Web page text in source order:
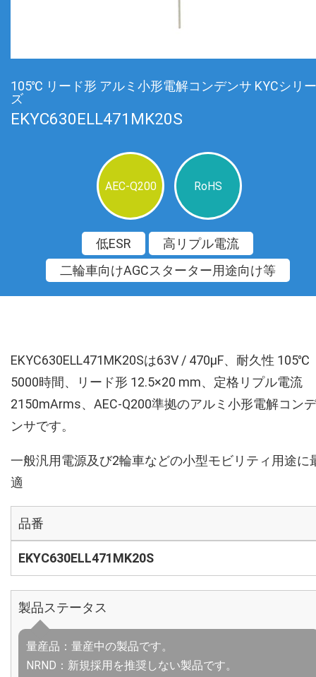
105℃ リード形 アルミ小形電解コンデンサ KYCシリー
ズ
EKYC630ELL471MK20S
AEC-Q200 RoHS
低ESR
高リプル電流
二輪車向けAGCスターター用途向け等
EKYC630ELL471MK20Sは63V / 470µF、耐久性 105℃
5000時間、リード形 12.5×20 mm、定格リプル電流
2150mArms、AEC-Q200準拠のアルミ小形電解コンデ
ンサです。
一般汎用電源及び2輪車などの小型モビリティ用途に
適
品番
EKYC630ELL471MK20S
製品ステータス
量産品：量産中の製品です。
NRND：新規採用を推奨しない製品です。